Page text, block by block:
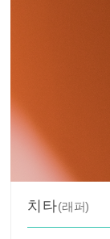
치타(래퍼)